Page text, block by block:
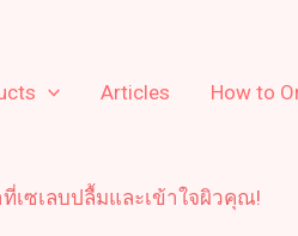
Articles How to
ที่เซเลบปลื้มและเข้าใจผิวคุณ!